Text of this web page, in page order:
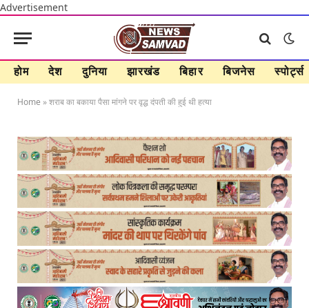
Advertisement
होम देश दुनिया झारखंड बिहार बिजनेस स्पोर्ट्स
Home »शराब का बकाया पैसा मांगने पर वृद्ध दंपती की हुई थी हत्या